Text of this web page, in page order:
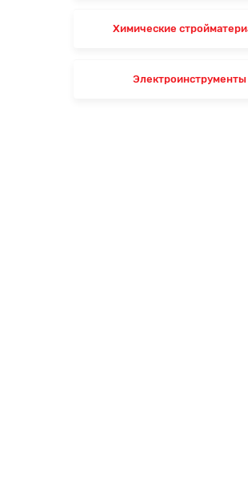
Химические
Электроинструменты